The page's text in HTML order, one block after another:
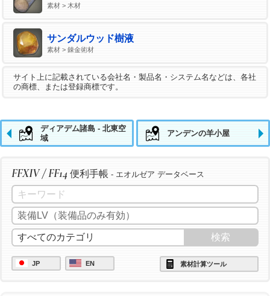
素材 > 木材
サンダルウッド樹液
素材 > 錬金術材
サイト上に記載されている会社名・製品名・システム名などは、各社
の商標、または登録商標です。
ディアデム諸島 - 北東空
域
アンデンの羊小屋
FFXIV / FF14 便利手帳 - エオルゼア データベース
JP EN 素材計算ツール